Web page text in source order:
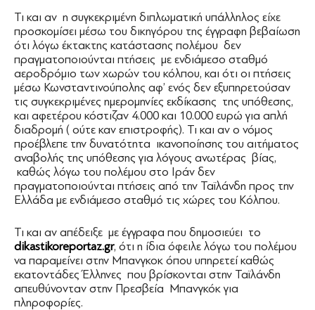
Τι και αν η συγκεκριμένη διπλωματική υπάλληλος είχε
προσκομίσει μέσω του δικηγόρου της έγγραφη βεβαίωση
ότι λόγω έκτακτης κατάστασης πολέμου δεν
πραγματοποιούνται πτήσεις με ενδιάμεσο σταθμό
αεροδρόμιο των χωρών του κόλπου, και ότι οι πτήσεις
μέσω Κωνσταντινούπολης αφ’ ενός δεν εξυπηρετούσαν
τις συγκεκριμένες ημερομηνίες εκδίκασης της υπόθεσης,
και αφετέρου κόστιζαν 4.000 και 10.000 ευρώ για απλή
διαδρομή ( ούτε καν επιστροφής). Τι και αν ο νόμος
προέβλεπε την δυνατότητα ικανοποίησης του αιτήματος
αναβολής της υπόθεσης για λόγους ανωτέρας βίας,
καθώς λόγω του πολέμου στο Ιράν δεν
πραγματοποιούνται πτήσεις από την Ταϊλάνδη προς την
Ελλάδα με ενδιάμεσο σταθμό τις χώρες του Κόλπου.
Τι και αν απέδειξε με έγγραφα που δημοσιεύει το
dikastikoreportaz.gr, ότι η ίδια όφειλε λόγω του πολέμου
να παραμείνει στην Μπανγκοκ όπου υπηρετεί καθώς
εκατοντάδες Έλληνες που βρίσκονται στην Ταϊλάνδη
απευθύνονταν στην Πρεσβεία Μπανγκόκ για
πληροφορίες.